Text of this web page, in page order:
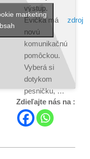
výstup.
Evička má
novú
komunikačnú
pomôckou.
Vyberá si
dotykom
pesničku, …
zdroj
marketing
Zdieľajte nás na :